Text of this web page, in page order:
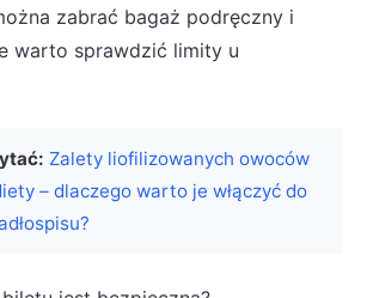
zabrać bagaż podręczny i
warto sprawdzić limity u
Zalety liofilizowanych owoców
– dlaczego warto je włączyć do